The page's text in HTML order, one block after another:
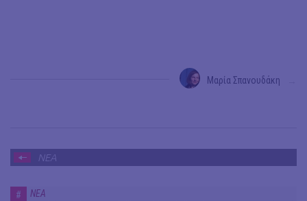
Μαρία Σπανουδάκη
ΝΕΑ
# ΝΕΑ